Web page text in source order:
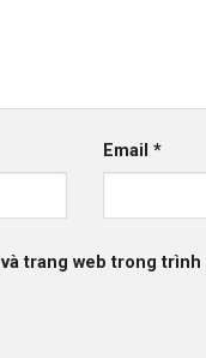
Email*
trang web trong